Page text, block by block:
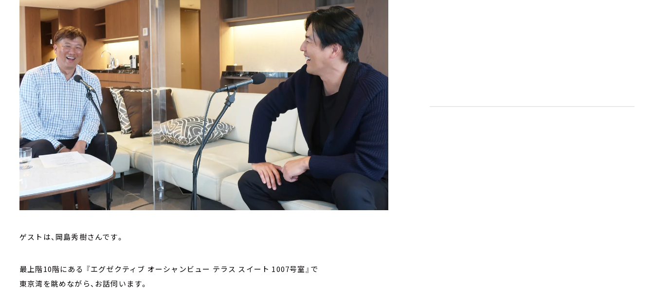
ゲストは、岡島秀樹さんです。
最上階10階にある 『エグゼクティブ オーシャンビュー テラス スイート 1007号室』で
東京湾を眺めながら、お話伺います。